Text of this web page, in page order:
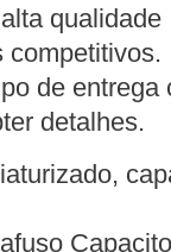
qualidade
competitivos.
de
detalhes.